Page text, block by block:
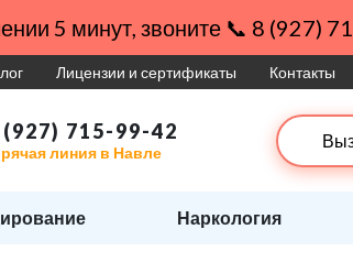
5 минут, звоните 📞 8 (927)
Лицензии и сертификаты Контакты
(927) 715-99-42
линия в Навле
Наркология